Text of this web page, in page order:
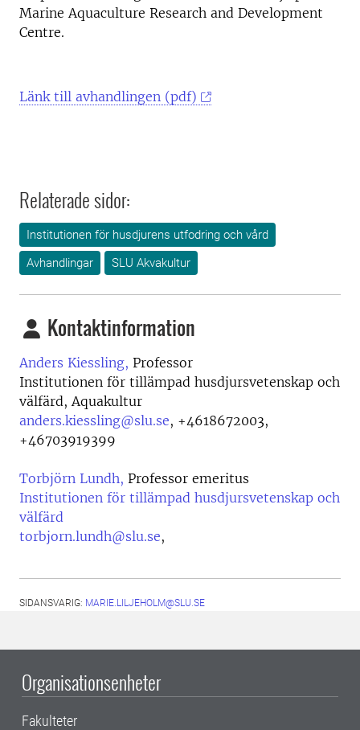
Marine Aquaculture Research and Development
Centre.
Länk till avhandlingen (pdf)
Relaterade sidor:
Institutionen för husdjurens utfodring och vård
Avhandlingar
SLU Akvakultur
Kontaktinformation
Anders Kiessling, Professor
Institutionen för tillämpad husdjursvetenskap och
välfärd, Aquakultur
anders.kiessling@slu.se, +4618672003,
+46703919399
Torbjörn Lundh, Professor emeritus
Institutionen för tillämpad husdjursvetenskap och
välfärd
torbjorn.lundh@slu.se,
SIDANSVARIG: MARIE.LILJEHOLM@SLU.SE
Organisationsenheter
Fakulteter